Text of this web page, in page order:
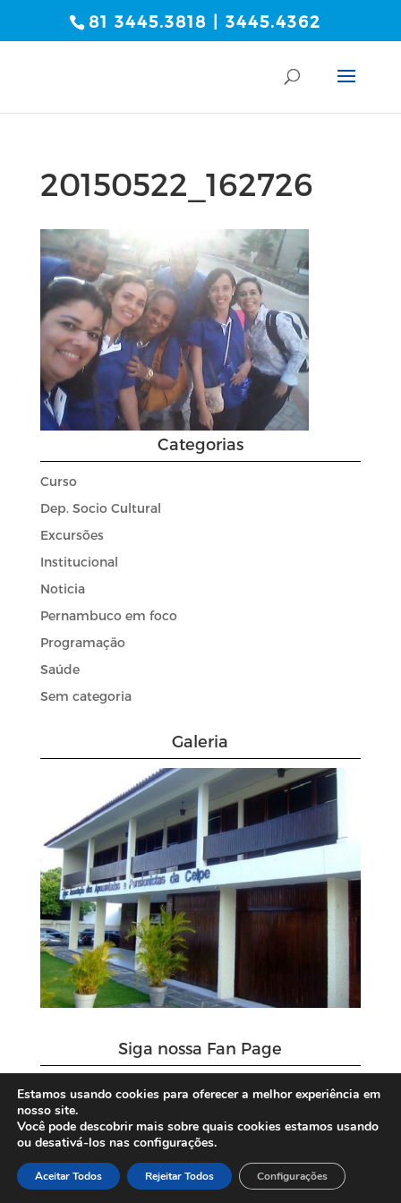
81 3445.3818 | 3445.4362
20150522_162726
Categorias
Curso
Dep. Socio Cultural
Excursões
Institucional
Noticia
Pernambuco em foco
Programação
Saúde
Sem categoria
Galeria
Siga nossa Fan Page
Estamos usando cookies para oferecer a melhor experiência em
nosso site.
Você pode descobrir mais sobre quais cookies estamos usando
ou desativá-los nas configurações.
Aceitar Todos Rejeitar Todos Configurações